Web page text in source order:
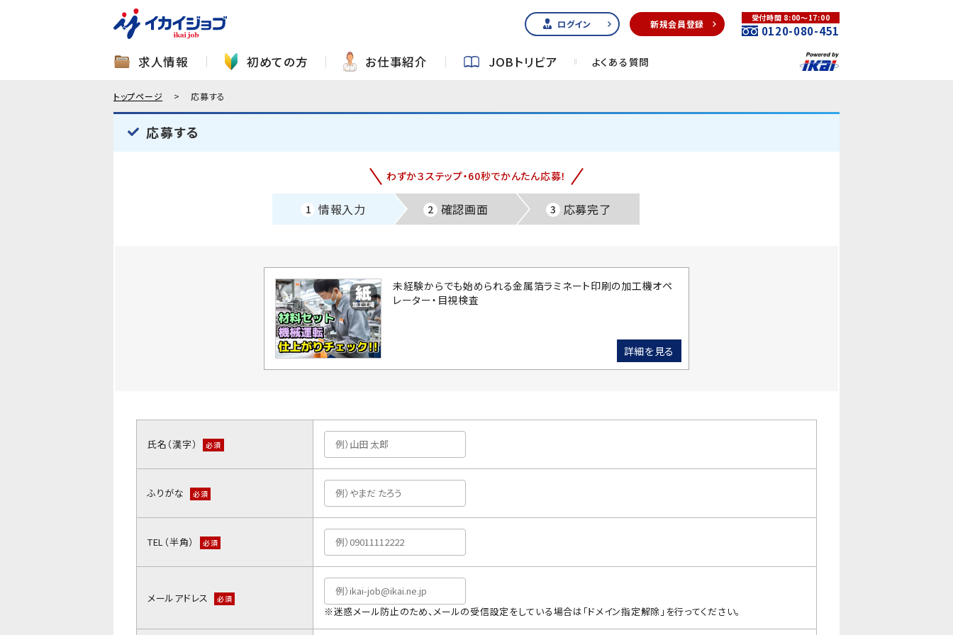
ログイン 新規会員登録
受付時間 8:00～17:00
0120-080-451
求人情報 初めての方 お仕事紹介 JOBトリビア よくある質問
トップページ 応募する
応募する
わずか３ステップ・60秒でかんたん応募！
1 情報入力 2 確認画面 3 応募完了
未経験からでも始められる金属箔ラミネート印刷の加工機オペ
レーター・目視検査
詳細を見る
氏名（漢字） 必須
ふりがな 必須
TEL（半角） 必須
メールアドレス 必須
※迷惑メール防止のため、メールの受信設定をしている場合は「ドメイン指定解除」を行ってください｡